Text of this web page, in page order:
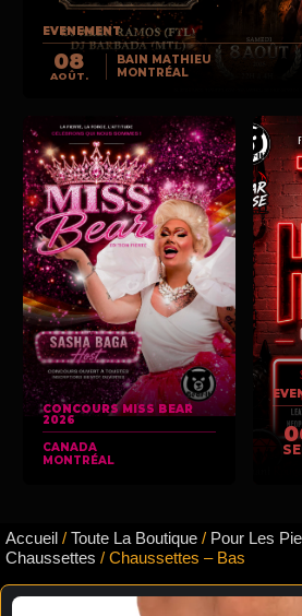
EVENEMENT
08
AOÛT.
BAIN MATHIEU
MONTRÉAL
CONCOURS MISS BEAR
2026
CANADA
MONTRÉAL
Accueil / Toute La Boutique / Pour Les
Chaussettes / Chaussettes – Bas